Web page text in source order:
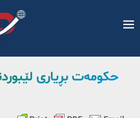
حکومەت بڕیاری